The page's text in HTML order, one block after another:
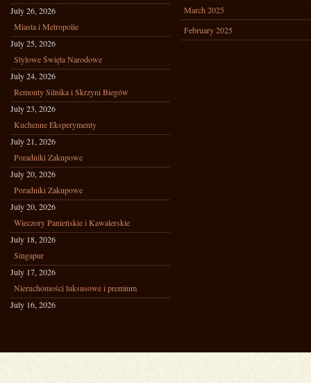
July 26, 2026
Miasta i Metropolie
July 25, 2026
Stylowe Święta Narodowe
July 24, 2026
Remonty Silnika i Skrzyni Biegów
July 23, 2026
Kuchenne Eksperymenty
July 21, 2026
Poradniki Zakupowe
July 20, 2026
Poradniki Zakupowe
July 20, 2026
Wieczory Panieńskie i Kawalerskie
July 18, 2026
Singapur
July 17, 2026
Nieruchomości luksusowe i premium
July 16, 2026
March 2025
February 2025